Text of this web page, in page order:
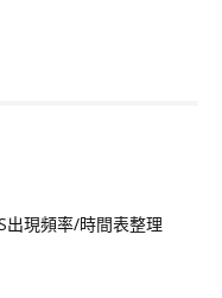
出現頻率/時間表整理